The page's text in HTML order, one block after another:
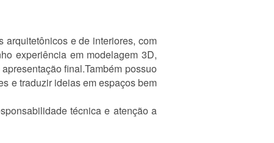
arquitetônicos e de interiores, com
experiência em modelagem 3D,
final.Também possuo
e traduzir ideias em espaços bem
técnica e atenção a